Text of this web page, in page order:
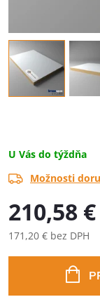
U Vás do týždňa
Možnosti
210,58 €
171,20 € bez DPH